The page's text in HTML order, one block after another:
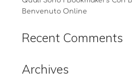
Benvenuto Online
Recent Comments
Archives